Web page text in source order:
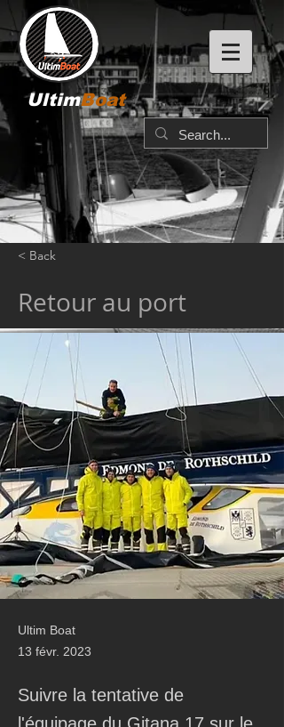
UltimBoat
< Back
Retour au port
Ultim Boat
13 févr. 2023
Suivre la tentative de